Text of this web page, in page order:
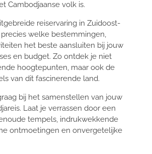
Cambodjaanse volk is.
reiservaring in Zuidoost-
welke bestemmingen,
het beste aansluiten bij jouw
en budget. Zo ontdek je niet
hoogtepunten, maar ook de
van dit fascinerende land.
bij het samenstellen van jouw
Laat je verrassen door een
tempels, indrukwekkende
ontmoetingen en onvergetelijke